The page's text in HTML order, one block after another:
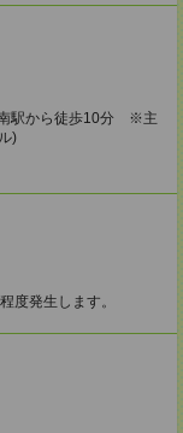
南駅から徒歩10分 ※主
)
発生します。